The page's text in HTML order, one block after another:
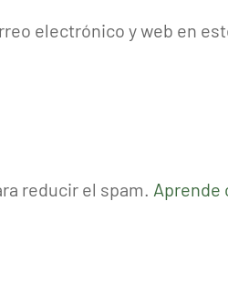
electrónico y web en
reducir el spam. Aprende